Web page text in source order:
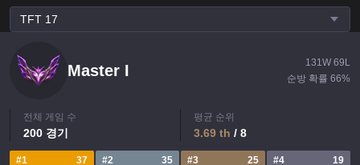
TFT 17
Master I 131W 69 L
순방 확률 66%
전체 게임 수
200 경기
평균 순위
3.69 th / 8
#1 37 #2 35 #3 25 #4
19